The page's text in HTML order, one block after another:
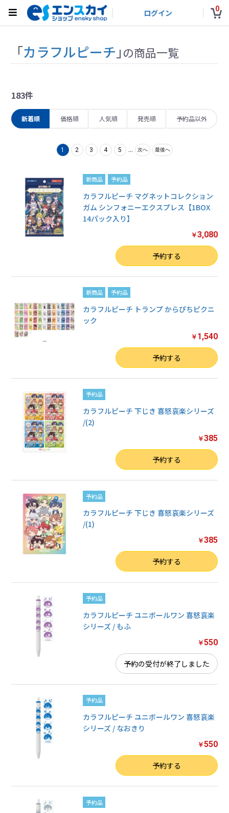
ログイン 0
「カラフルピーチ 」の商品一覧
183件
新着順 価格順 人気順 発売順 予約品以外
1 2 3 4 5 ... 次へ 最後へ
新商品 予約品
カラフルピーチ マグネットコレクション
ガム シンフォニーエクスプレス【1BOX
14パック入り】
￥3,080
予約する
新商品 予約品
カラフルピーチ トランプ からぴちピクニ
ック
￥ 1,540
予約する
予約品
カラフルピーチ 下じき 喜怒哀楽シリーズ
/(2)
￥385
予約する
予約品
カラフルピーチ 下じき 喜怒哀楽シリーズ
/(1)
￥385
予約する
予約品
カラフルピーチ ユニボールワン 喜怒哀楽
シリーズ / もふ
￥550
予約の受付が終了しました
予約品
カラフルピーチ ユニボールワン 喜怒哀楽
シリーズ / なおきり
￥550
予約する
予約品